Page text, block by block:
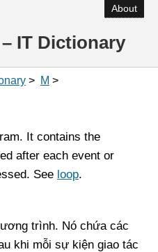
About
IT Dictionary
> M >
It contains the
after each event or
See loop.
trình. Nó chứa các
khi mỗi sự kiện giao tác